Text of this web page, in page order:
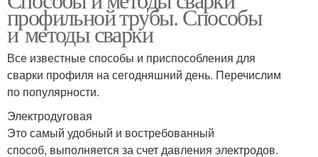
профильной трубы. Способы
и методы сварки
Все известные способы и приспособления для
сварки профиля на сегодняшний день. Перечислим
по популярности.
Электродуговая
Это самый удобный и востребованный
способ, выполняется за счет давления электродов.